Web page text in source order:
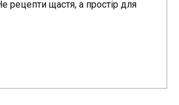
рецепти щастя, а простір для